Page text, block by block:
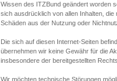
Wissen des ITZBund geändert worden
sich ausdrücklich von allen Inhalten,
Schäden aus der Nutzung oder
Die sich auf diesen Internet-Seiten
übernehmen wir keine Gewähr für die
insbesondere der bereitgestellten
Wir möchten technische Störungen